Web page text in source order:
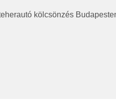
kölcsönzés